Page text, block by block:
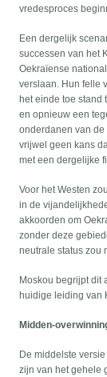
vredesproces
Een dergelijk
successen van het
Oekraïense
verslaan. Hun felle
het einde toe stand
en opnieuw een
onderdanen van
vrijwel geen kans
met een dergelijke
Voor het Westen
in de
akkoorden om
zonder deze
neutrale status zou
Moskou begrijpt dit
huidige leiding van
Midden-
De middelste
zijn van het gehele